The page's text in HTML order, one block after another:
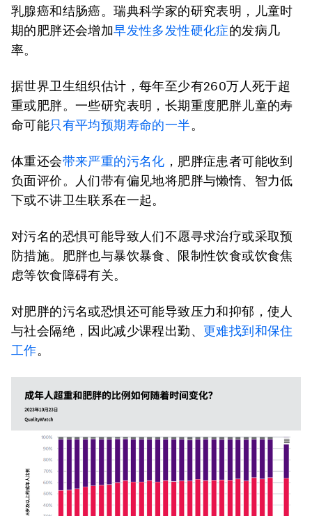
乳腺癌和结肠癌。瑞典科学家的研究表明，儿童时
期的肥胖还会增加早发性多发性硬化症的发病几
率。
据世界卫生组织估计，每年至少有260万人死于超
重或肥胖。一些研究表明，长期重度肥胖儿童的寿
命可能只有平均预期寿命的一半。
体重还会带来严重的污名化 ，肥胖症患者可能收到
负面评价。人们带有偏见地将肥胖与懒惰、智力低
下或不讲卫生联系在一起。
对污名的恐惧可能导致人们不愿寻求治疗或采取预
防措施。肥胖也与暴饮暴食、限制性饮食或饮食焦
虑等饮食障碍有关。
对肥胖的污名或恐惧还可能导致压力和抑郁，使人
与社会隔绝，因此减少课程出勤、 更难找到和保住
工作。